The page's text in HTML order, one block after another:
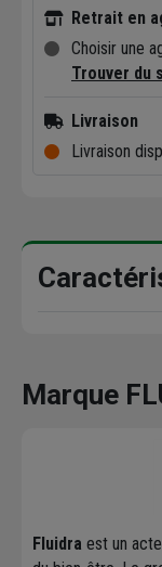
Retrait en
Choisir une
Trouver du
Livraison
Livraison
Marque
Fluidra est un